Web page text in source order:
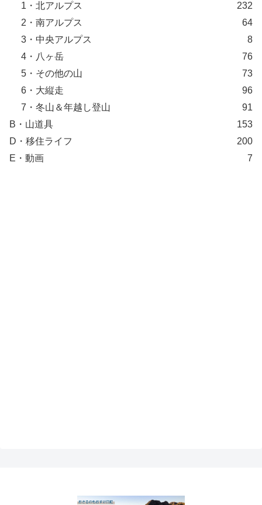
1・北アルプス
232
2・南アルプス
64
3・中央アルプス
8
4・八ヶ岳
76
5・その他の山
73
6・大縦走
96
7・冬山＆年越し登山
91
B・山道具
153
D・移住ライフ
200
E・動画
7